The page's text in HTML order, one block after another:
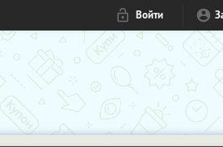
Войти